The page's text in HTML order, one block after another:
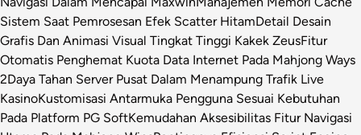
Sistem Saat Pemrosesan Efek Scatter HitamDetail Desain
Grafis Dan Animasi Visual Tingkat Tinggi Kakek ZeusFitur
Otomatis Penghemat Kuota Data Internet Pada Mahjong Ways
2Daya Tahan Server Pusat Dalam Menampung Trafik Live
KasinoKustomisasi Antarmuka Pengguna Sesuai Kebutuhan
Pada Platform PG SoftKemudahan Aksesibilitas Fitur Navigasi